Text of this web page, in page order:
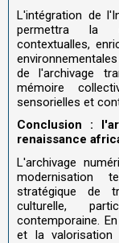
L'intégration de
permettra la
contextualles,
de l'archivage
mémoire
sensorielles et
Conclusion :
renaissance
L'archivage
modernisation
stratégique de
culturelle,
contemporaine.
et la valorisation